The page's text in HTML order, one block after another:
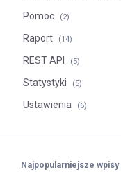
Pomoc (2)
Raport (14)
REST API (5)
Statystyki (5)
Ustawienia (6)
Najpopularniejsze wpisy